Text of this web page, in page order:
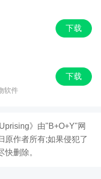
下载
下载
软件
》由"B+O+Y"网
原作者所有;如果侵犯了
删除。